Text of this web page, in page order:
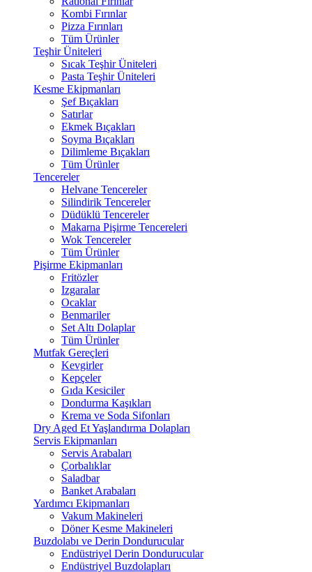
Kombi Fırınlar
Pizza Fırınları
Tüm Ürünler
Teşhir Üniteleri
Sıcak Teşhir Üniteleri
Pasta Teşhir Üniteleri
Kesme Ekipmanları
Şef Bıçakları
Satırlar
Ekmek Bıçakları
Soyma Bıçakları
Dilimleme Bıçakları
Tüm Ürünler
Tencereler
Helvane Tencereler
Silindirik Tencereler
Düdüklü Tencereler
Makarna Pişirme Tencereleri
Wok Tencereler
Tüm Ürünler
Pişirme Ekipmanları
Fritözler
Izgaralar
Ocaklar
Benmariler
Set Altı Dolaplar
Tüm Ürünler
Mutfak Gereçleri
Kevgirler
Kepçeler
Gıda Kesiciler
Dondurma Kaşıkları
Krema ve Soda Sifonları
Dry Aged Et Yaşlandırma Dolapları
Servis Ekipmanları
Servis Arabaları
Çorbalıklar
Saladbar
Banket Arabaları
Yardımcı Ekipmanları
Vakum Makineleri
Döner Kesme Makineleri
Buzdolabı ve Derin Dondurucular
Endüstriyel Derin Dondurucular
Endüstriyel Buzdolapları